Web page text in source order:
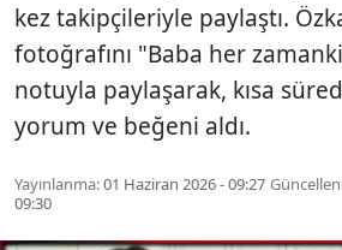
kez takipçileriyle paylaştı.
fotoğrafını "Baba her
notuyla paylaşarak, kısa
yorum ve beğeni aldı.
Yayınlanma:01 Haziran 2026 - 09:27
09:30